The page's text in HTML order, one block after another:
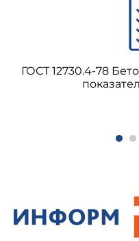
ГОСТ 12730.4-78